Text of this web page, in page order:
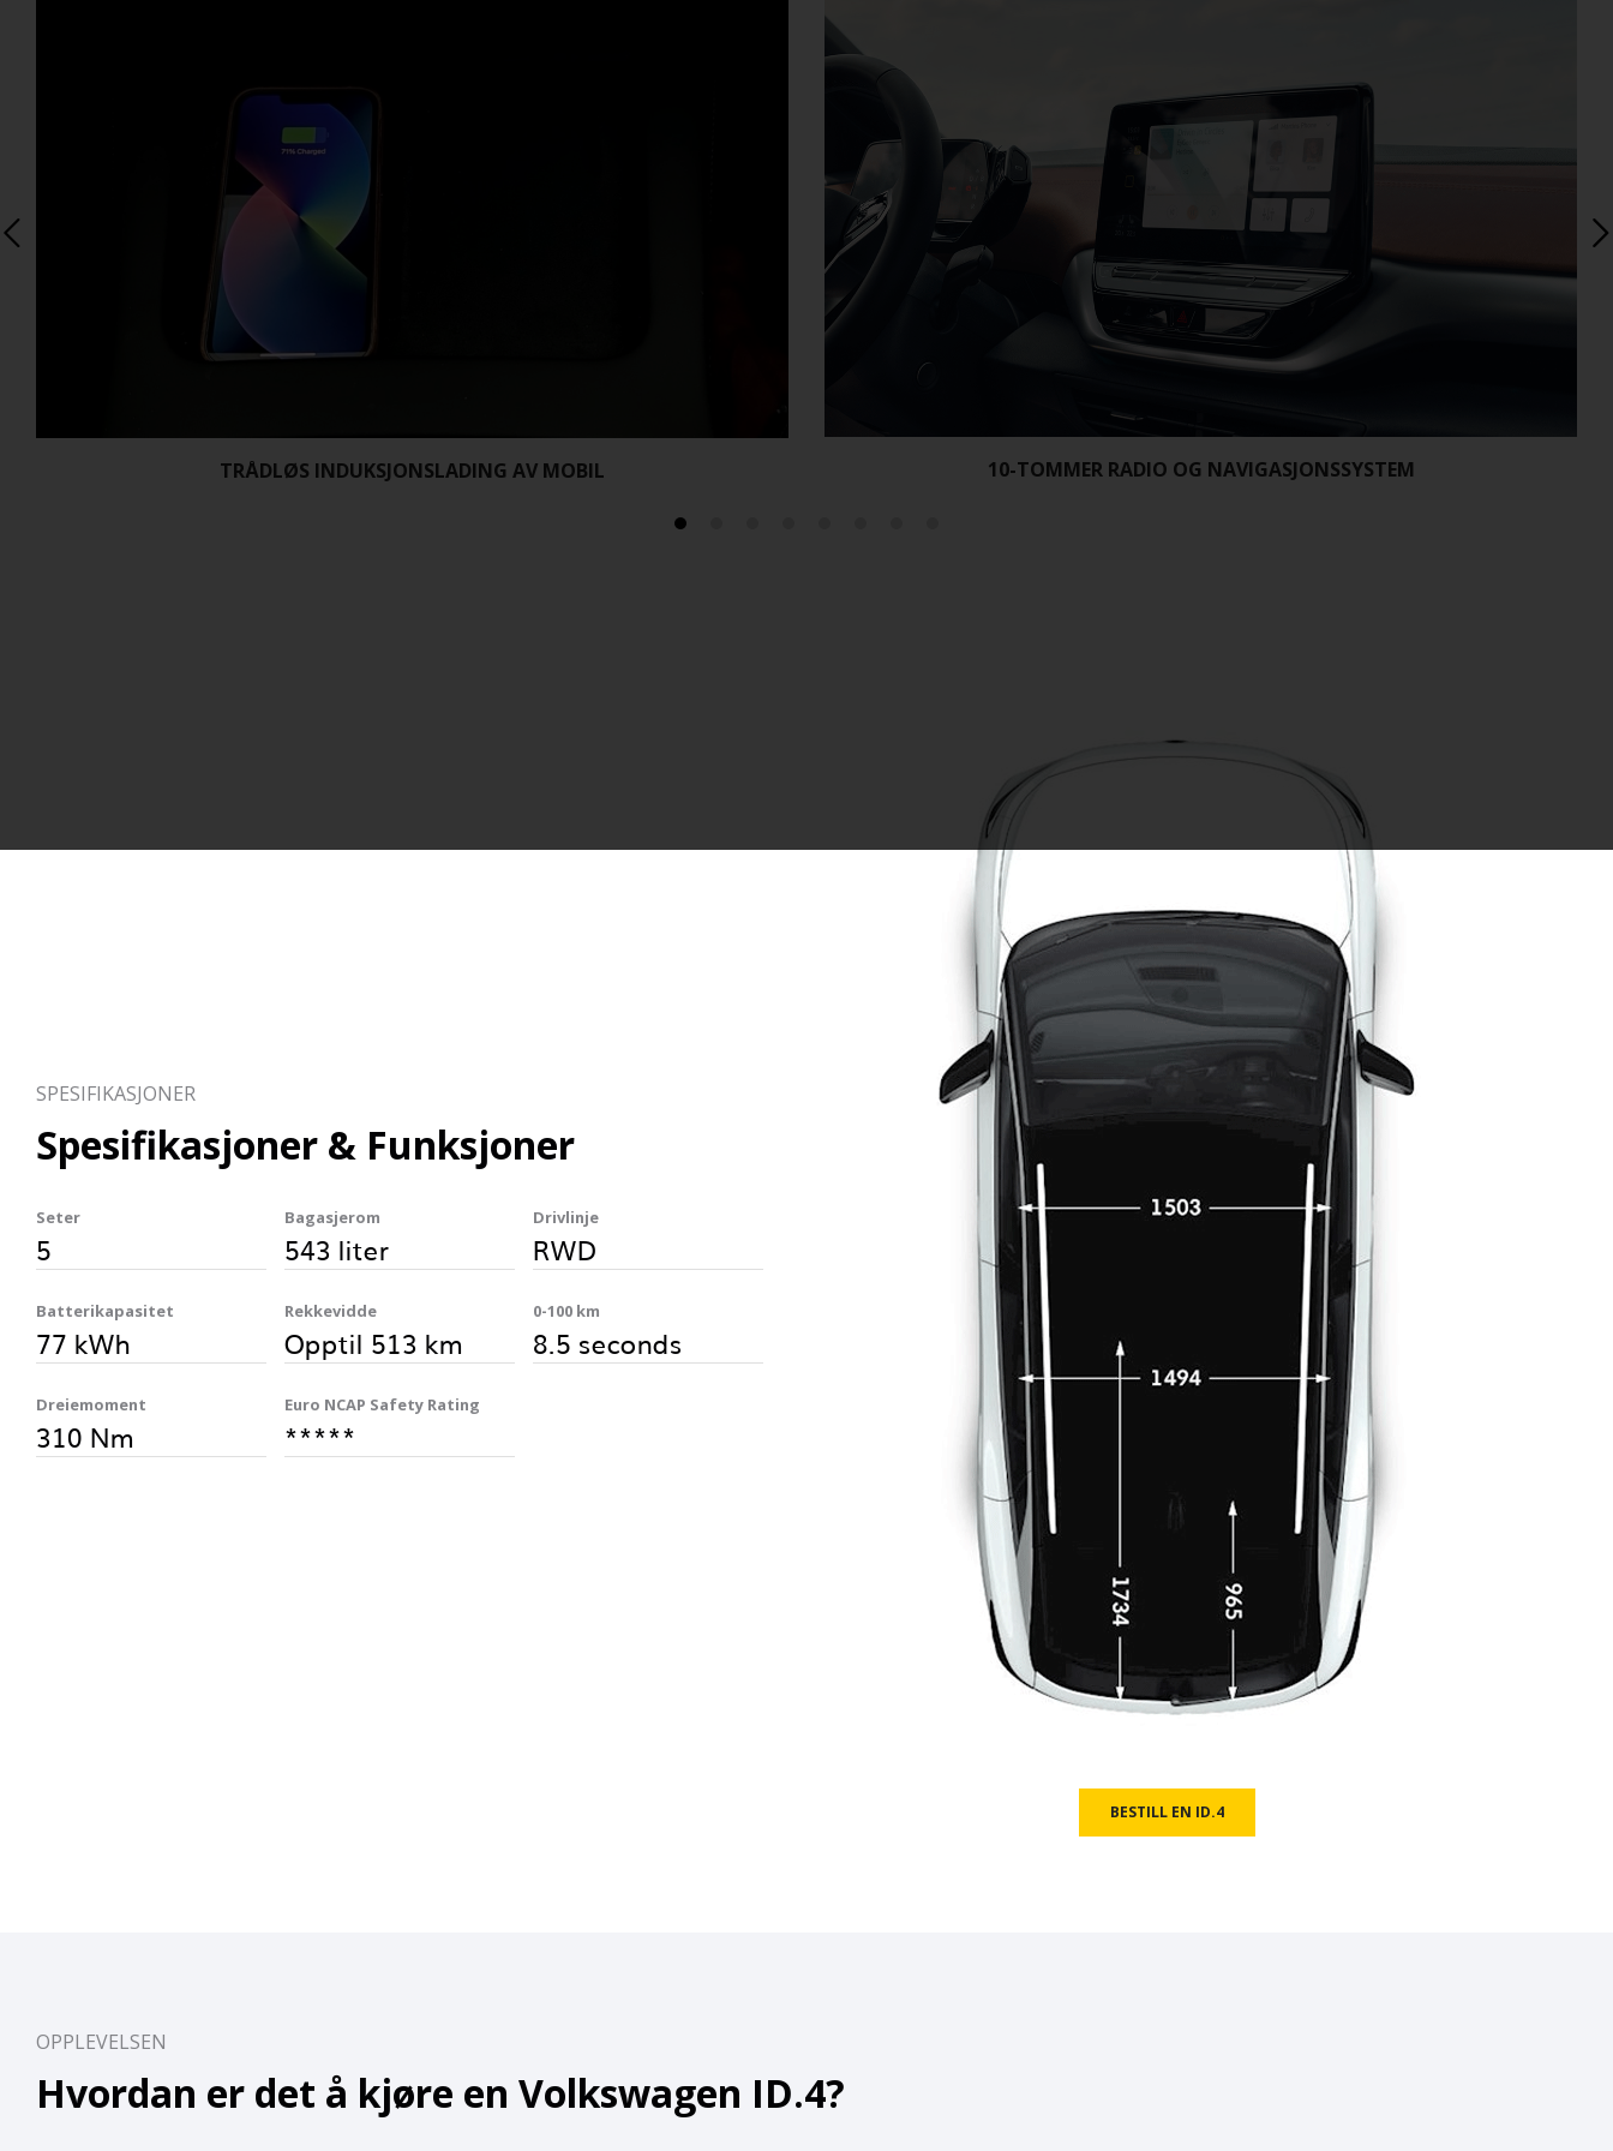
TRÅDLØS INDUKSJONSLADING AV MOBIL 10-TOMMER RADIO OG NAVIGASJONSSYSTEM
SPESIFIKASJONER
Spesifikasjoner & Funksjoner
Seter
5
Bagasjerom
543 liter
Drivlinje
RWD
Batterikapasitet
77 kWh
Rekkevidde
Opptil 513 km
0-100 km
8.5 seconds
Dreiemoment
310 Nm
Euro NCAP Safety Rating
*****
BESTILL EN ID.4
OPPLEVELSEN
Hvordan er det å kjøre en Volkswagen ID.4?